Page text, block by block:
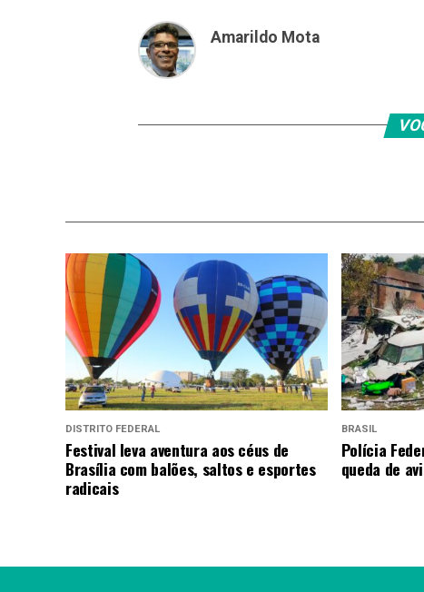
Amarildo Mota
DISTRITO FEDERAL
Festival leva aventura aos céus de
Brasília com balões, saltos e esportes
radicais
BRASIL
Polícia
queda de